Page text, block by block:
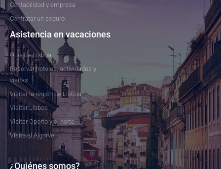
Contabilidad y empresa
Contratar un seguro
Asistencia en vacaciones
Guía de Lisboa
Reservar hoteles, actividades y
visitas
Visitar la región de Lisboa
Visitar Lisboa
Visitar Oporto y el norte
Visite el Algarve
¿Quiénes somos?